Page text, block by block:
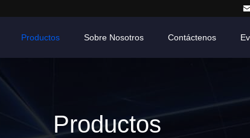
Productos Sobre Nosotros Contáctenos
Productos